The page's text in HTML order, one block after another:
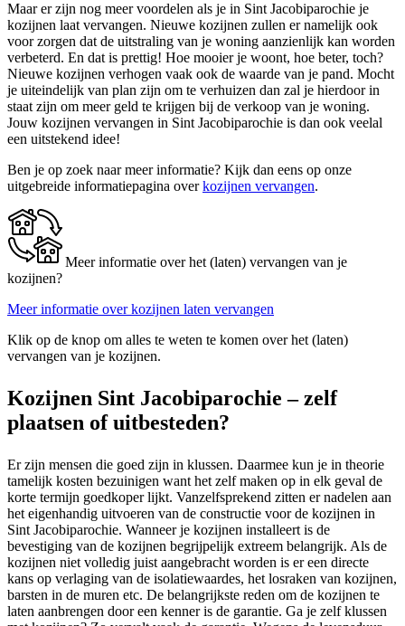
Maar er zijn nog meer voordelen als je in Sint Jacobiparochie je
kozijnen laat vervangen. Nieuwe kozijnen zullen er namelijk ook
voor zorgen dat de uitstraling van je woning aanzienlijk kan worden
verbeterd. En dat is prettig! Hoe mooier je woont, hoe beter, toch?
Nieuwe kozijnen verhogen vaak ook de waarde van je pand. Mocht
je uiteindelijk van plan zijn om te verhuizen dan zal je hierdoor in
staat zijn om meer geld te krijgen bij de verkoop van je woning.
Jouw kozijnen vervangen in Sint Jacobiparochie is dan ook veelal
een uitstekend idee!
Ben je op zoek naar meer informatie? Kijk dan eens op onze
uitgebreide informatiepagina overkozijnen vervangen.
Meer informatie over het (laten) vervangen van je
kozijnen?
Meer informatie over kozijnen laten vervangen
Klik op de knop om alles te weten te komen over het (laten)
vervangen van je kozijnen.
Kozijnen Sint Jacobiparochie – zelf
plaatsen of uitbesteden?
Er zijn mensen die goed zijn in klussen. Daarmee kun je in theorie
tamelijk kosten bezuinigen want het zelf maken op in elk geval de
korte termijn goedkoper lijkt. Vanzelfsprekend zitten er nadelen aan
het eigenhandig uitvoeren van de constructie voor de kozijnen in
Sint Jacobiparochie. Wanneer je kozijnen installeert is de
bevestiging van de kozijnen begrijpelijk extreem belangrijk. Als de
kozijnen niet volledig juist aangebracht worden is er een directe
kans op verlaging van de isolatiewaardes, het losraken van kozijnen,
barsten in de muren etc. De belangrijkste reden om de kozijnen te
laten aanbrengen door een kenner is de garantie. Ga je zelf klussen